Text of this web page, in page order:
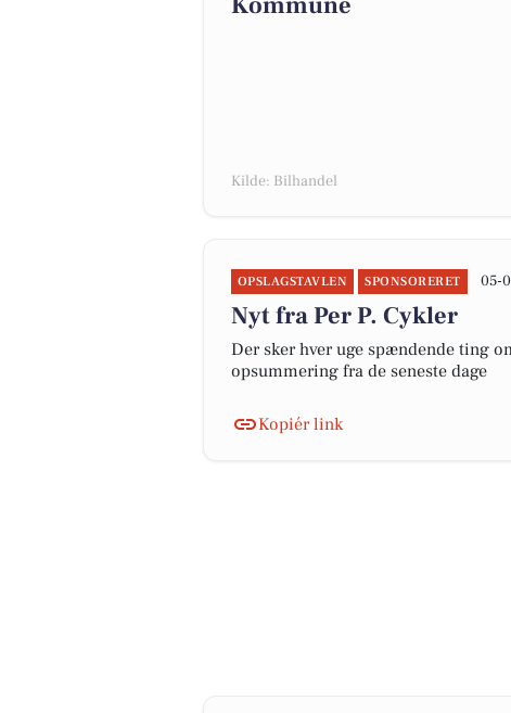
Kilde: Bilhandel
OPSLAGSTAVLEN SPONSORERET 05-
Nyt fra Per P. Cykler
Der sker hver uge spændende ting
opsummering fra de seneste dage
Kopiér link